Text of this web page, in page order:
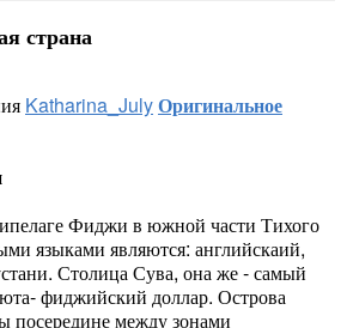
страна
Katharina_JulyОригинальное
Фиджи в южной части Тихого
языками являются: английскаий,
Столица Сува, она же - самый
фиджийский доллар. Острова
между зонами